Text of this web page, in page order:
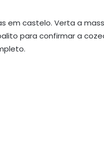
em castelo. Verta a
para confirmar a